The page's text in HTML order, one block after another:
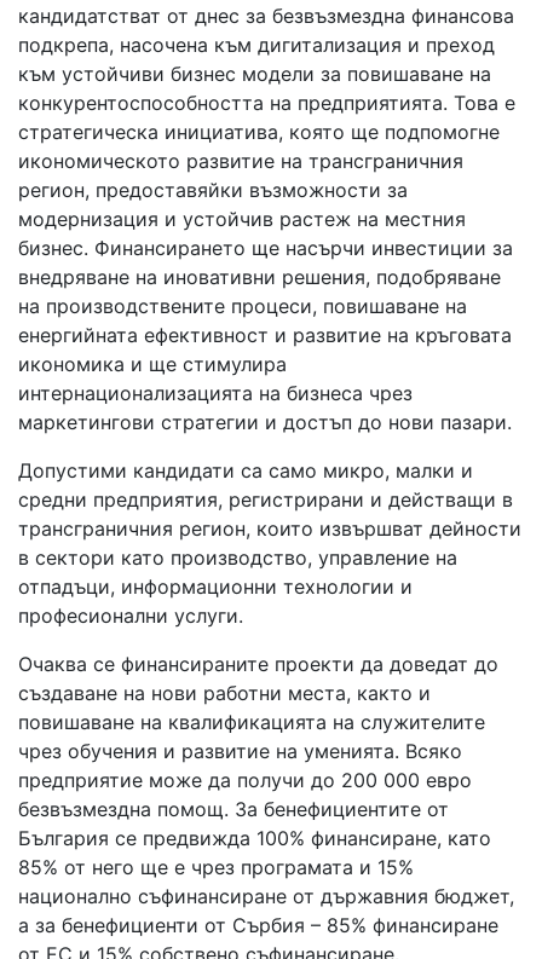
кандидатстват от днес за безвъзмездна финансова
подкрепа, насочена към дигитализация и преход
към устойчиви бизнес модели за повишаване на
конкурентоспособността на предприятията. Това е
стратегическа инициатива, която ще подпомогне
икономическото развитие на трансграничния
регион, предоставяйки възможности за
модернизация и устойчив растеж на местния
бизнес. Финансирането ще насърчи инвестиции за
внедряване на иновативни решения, подобряване
на производствените процеси, повишаване на
енергийната ефективност и развитие на кръговата
икономика и ще стимулира
интернационализацията на бизнеса чрез
маркетингови стратегии и достъп до нови пазари.
Допустими кандидати са само микро, малки и
средни предприятия, регистрирани и действащи в
трансграничния регион, които извършват дейности
в сектори като производство, управление на
отпадъци, информационни технологии и
професионални услуги.
Очаква се финансираните проекти да доведат до
създаване на нови работни места, както и
повишаване на квалификацията на служителите
чрез обучения и развитие на уменията. Всяко
предприятие може да получи до 200 000 евро
безвъзмездна помощ. За бенефициентите от
България се предвижда 100% финансиране, като
85% от него ще е чрез програмата и 15%
национално съфинансиране от държавния бюджет,
а за бенефициенти от Сърбия – 85% финансиране
от ЕС и 15% собствено съфинансиране.